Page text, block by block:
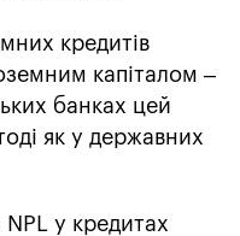
кредитів
капіталом –
банках цей
як у державних
NPL у кредитах